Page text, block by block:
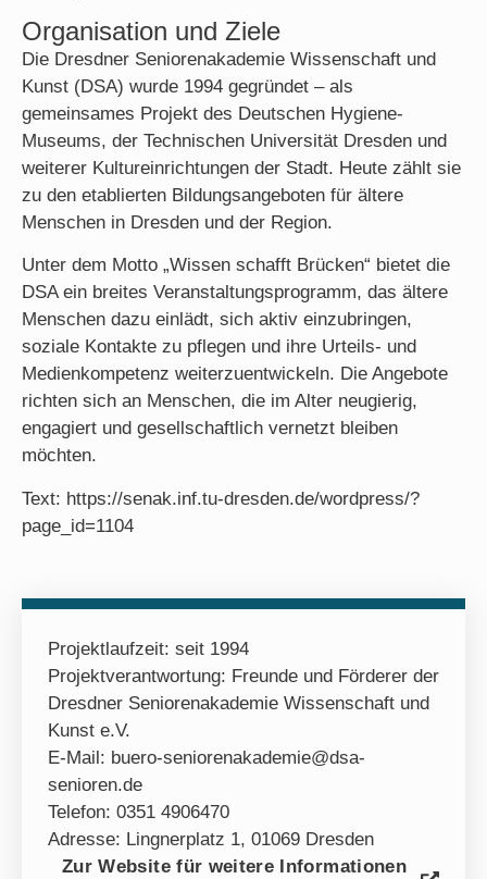
Organisation und Ziele
Die Dresdner Seniorenakademie Wissenschaft und
Kunst (DSA) wurde 1994 gegründet – als
gemeinsames Projekt des Deutschen Hygiene-
Museums, der Technischen Universität Dresden und
weiterer Kultureinrichtungen der Stadt. Heute zählt sie
zu den etablierten Bildungsangeboten für ältere
Menschen in Dresden und der Region.
Unter dem Motto „Wissen schafft Brücken“ bietet die
DSA ein breites Veranstaltungsprogramm, das ältere
Menschen dazu einlädt, sich aktiv einzubringen,
soziale Kontakte zu pflegen und ihre Urteils- und
Medienkompetenz weiterzuentwickeln. Die Angebote
richten sich an Menschen, die im Alter neugierig,
engagiert und gesellschaftlich vernetzt bleiben
möchten.
Text: https://senak.inf.tu-dresden.de/wordpress/?
page_id=1104
Projektlaufzeit: seit 1994
Projektverantwortung: Freunde und Förderer der
Dresdner Seniorenakademie Wissenschaft und
Kunst e.V.
E-Mail: buero-seniorenakademie@dsa-
senioren.de
Telefon: 0351 4906470
Adresse: Lingnerplatz 1, 01069 Dresden
Zur Website für weitere Informationen